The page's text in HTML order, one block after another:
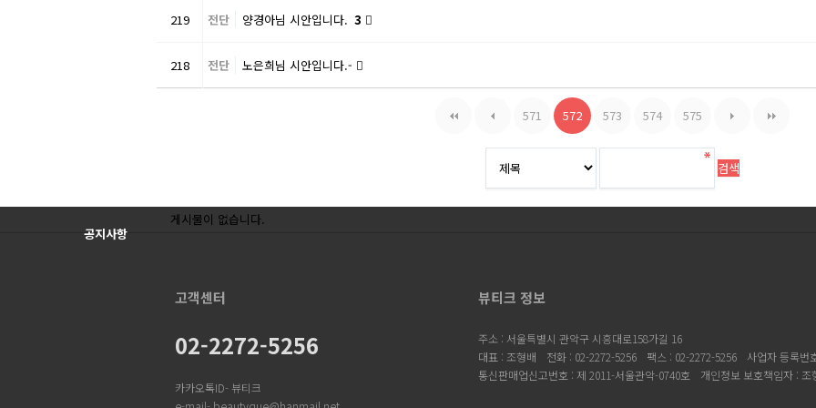
219 전단 양경아님 시안입니다. 3
218 전단 노은희님 시안입니다.-
571 572 573 574 575
공지사항
게시물이 없습니다.
Prev Next
고객센터
02-2272-5256
카카오톡ID- 뷰티크
뷰티크 정보
주소 : 서울특별시 관악구 시흥대로158가길 16
대표 : 조형배
전화 : 02-2272-5256 팩스 : 02-2272-5256
사업자 등록번
통신판매업신고번호 : 제 2011-서울관악-0740호
개인정보 보호책임자 : 조